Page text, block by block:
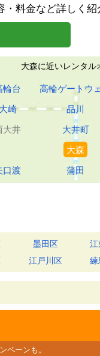
料金など詳しく紹
墨田区
江戸川区
大森に近いレンタル
輪台 高輪ゲートウ
大崎
品川
大井
大井町
大森
口渡
蒲田
ペーンも。